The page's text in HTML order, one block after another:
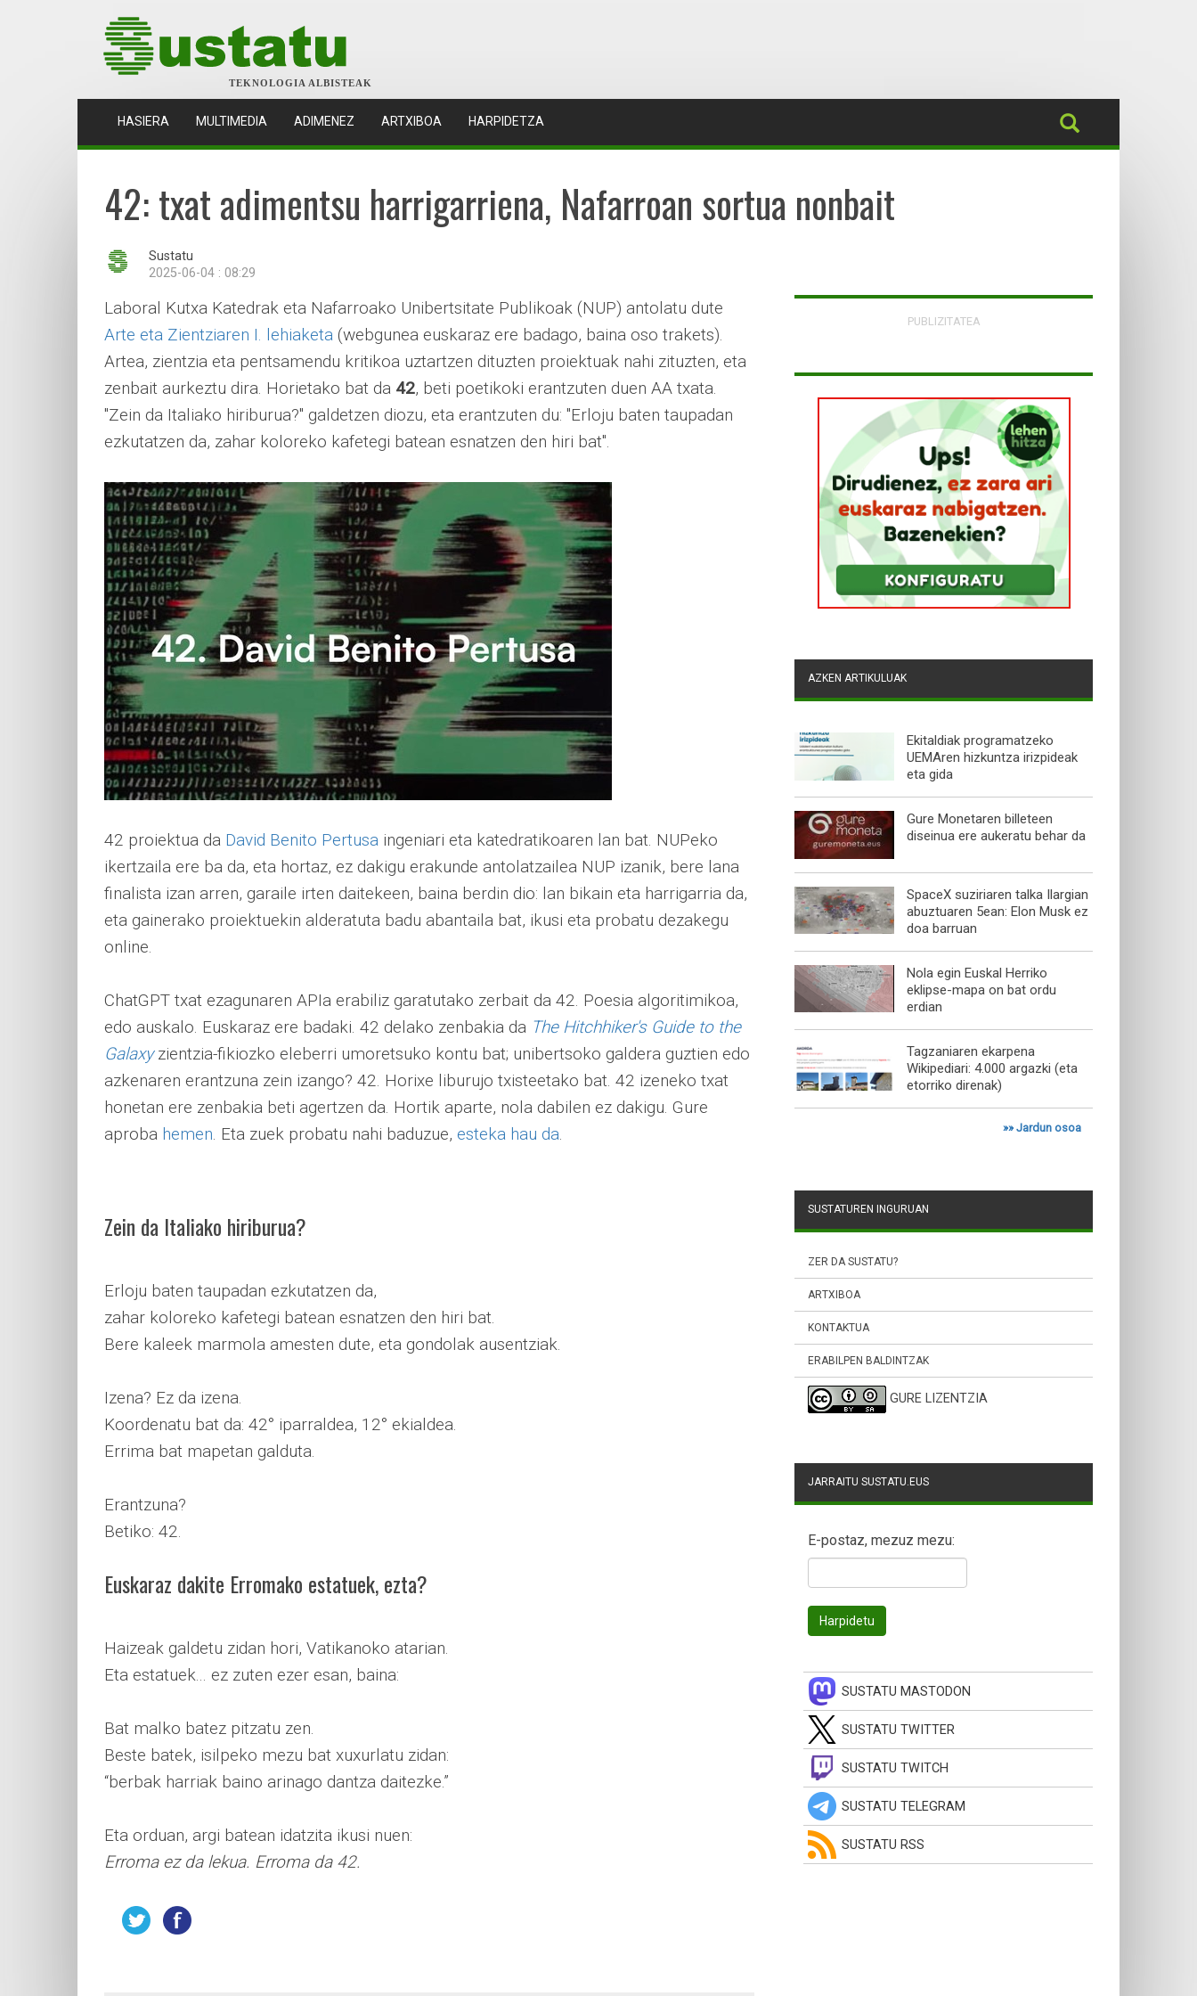
TEKNOLOGIA ALBISTEAK
HASIERA (CURRENT)
MULTIMEDIA ADIMENEZ ARTXIBOA HARPIDETZA
42: txat adimentsu harrigarriena, Nafarroan sortua nonbait
Sustatu
2025-06-04 : 08:29
Laboral Kutxa Katedrak eta Nafarroako Unibertsitate Publikoak (NUP) antolatu dute
Arte eta Zientziaren I. lehiaketa (webgunea euskaraz ere badago, baina oso trakets).
Artea, zientzia eta pentsamendu kritikoa uztartzen dituzten proiektuak nahi zituzten, eta
zenbait aurkeztu dira. Horietako bat da 42, beti poetikoki erantzuten duen AA txata.
"Zein da Italiako hiriburua?" galdetzen diozu, eta erantzuten du: "Erloju baten taupadan
ezkutatzen da, zahar koloreko kafetegi batean esnatzen den hiri bat".
42 proiektua da David Benito Pertusa ingeniari eta katedratikoaren lan bat. NUPeko
ikertzaila ere ba da, eta hortaz, ez dakigu erakunde antolatzailea NUP izanik, bere lana
finalista izan arren, garaile irten daitekeen, baina berdin dio: lan bikain eta harrigarria da,
eta gainerako proiektuekin alderatuta badu abantaila bat, ikusi eta probatu dezakegu
online.
ChatGPT txat ezagunaren APIa erabiliz garatutako zerbait da 42. Poesia algoritimikoa,
edo auskalo. Euskaraz ere badaki. 42 delako zenbakia da The Hitchhiker's Guide to the
Galaxy zientzia-fikiozko eleberri umoretsuko kontu bat; unibertsoko galdera guztien edo
azkenaren erantzuna zein izango? 42. Horixe liburujo txisteetako bat. 42 izeneko txat
honetan ere zenbakia beti agertzen da. Hortik aparte, nola dabilen ez dakigu. Gure
aproba hemen. Eta zuek probatu nahi baduzue, esteka hau da.
Zein da Italiako hiriburua?
Erloju baten taupadan ezkutatzen da,
zahar koloreko kafetegi batean esnatzen den hiri bat.
Bere kaleek marmola amesten dute, eta gondolak ausentziak.
Izena? Ez da izena.
Koordenatu bat da: 42° iparraldea, 12° ekialdea.
Errima bat mapetan galduta.
Erantzuna?
Betiko: 42.
Euskaraz dakite Erromako estatuek, ezta?
Haizeak galdetu zidan hori, Vatikanoko atarian.
Eta estatuek... ez zuten ezer esan, baina:
Bat malko batez pitzatu zen.
Beste batek, isilpeko mezu bat xuxurlatu zidan:
“berbak harriak baino arinago dantza daitezke.”
Eta orduan, argi batean idatzita ikusi nuen:
Erroma ez da lekua. Erroma da 42.
PUBLIZITATEA
AZKEN ARTIKULUAK
Ekitaldiak programatzeko
UEMAren hizkuntza irizpideak
eta gida
Gure Monetaren billeteen
diseinua ere aukeratu behar da
SpaceX suziriaren talka Ilargian
abuztuaren 5ean: Elon Musk ez
doa barruan
Nola egin Euskal Herriko
eklipse-mapa on bat ordu
erdian
Tagzaniaren ekarpena
Wikipediari: 4.000 argazki (eta
etorriko direnak)
»»Jardun osoa
SUSTATUREN INGURUAN
ZER DA SUSTATU?
ARTXIBOA
KONTAKTUA
ERABILPEN BALDINTZAK
GURE LIZENTZIA
JARRAITU SUSTATU.EUS
E-postaz, mezuz mezu:
SUSTATU MASTODON
SUSTATU TWITTER
SUSTATU TWITCH
SUSTATU TELEGRAM
SUSTATU RSS